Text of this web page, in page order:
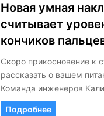
Новая умная
считывает
кончиков
Скоро прикосновение к
рассказать о вашем
Команда инженеров
Подробнее